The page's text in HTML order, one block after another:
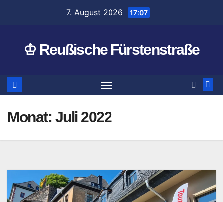
7. August 2026 17:07
♔ Reußische Fürstenstraße
Monat: Juli 2022